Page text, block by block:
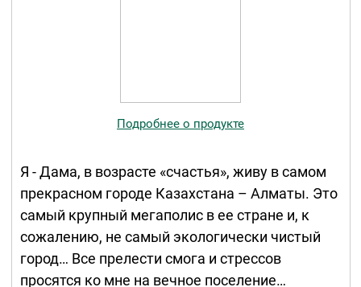
Подробнее о продукте
Я - Дама, в возрасте «счастья», живу в самом
прекрасном городе Казахстана – Алматы. Это
самый крупный мегаполис в ее стране и, к
сожалению, не самый экологически чистый
город… Все прелести смога и стрессов
просятся ко мне на вечное поселение…